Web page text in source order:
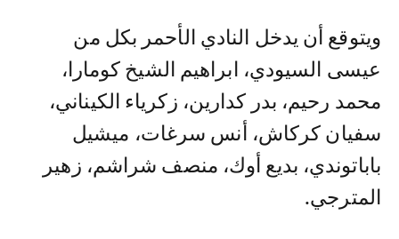
ويتوقع أن يدخل النادي الأحمر بكل من
عيسى السيودي، ابراهيم الشيخ كومارا،
محمد رحيم، بدر كدارين، زكرياء الكيناني،
سفيان كركاش، أنس سرغات، ميشيل
باباتوندي، بديع أوك، منصف شراشم، زهير
المترجي.